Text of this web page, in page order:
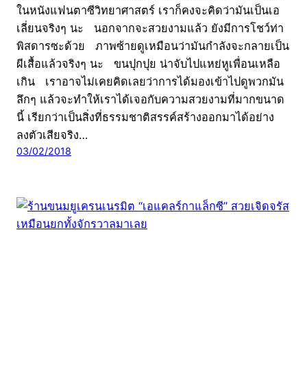
ในหนังแฟนตาซีวิทยาศาสตร์ เราก็คงจะคิดว่ามันเป็นเอ
เลี่ยนจริงๆ นะ นอกจากจะสวยงามแล้ว ยังมีการโชว์ท่า
พิสดารซะด้วย ภาพซ้ายดูเหมือนว่ามันกำลังจะกลายเป็น
ผีเสื้อแล้วจริงๆ นะ ขนปุกปุย น่าจับไปแหย่หูเพื่อนเหลือ
เกิน เราอาจไม่เคยคิดเลยว่าการได้มองเข้าไปดูพวกมัน
ลึกๆ แล้วจะทำให้เราได้เจอกับความสวยงามที่มากขนาด
นี้ เรียกว่าเป็นสิ่งที่ธรรมชาติสรรค์สร้างออกมาได้อย่าง
ลงตัวเสียจริง…
03/02/2018